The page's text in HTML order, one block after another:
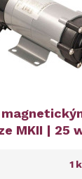
MKII | 25